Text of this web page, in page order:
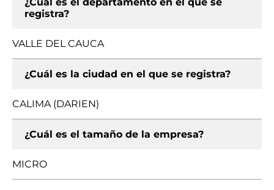
registra?
VALLE DEL CAUCA
¿Cuál es la ciudad en el que se registra?
CALIMA (DARIEN)
¿Cuál es el tamaño de la empresa?
MICRO